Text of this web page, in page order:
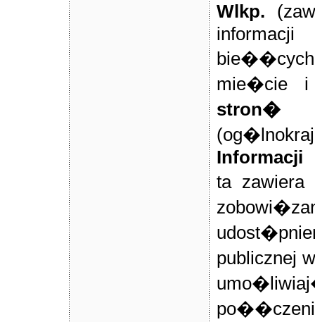
Wlkp.
mie�cie i
Informacji
ta zawiera
publicznej